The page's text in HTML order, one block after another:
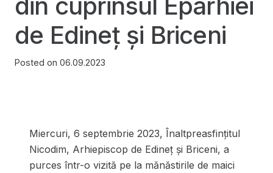
de Edineț și Briceni
Posted on 06.09.2023
Miercuri, 6 septembrie 2023, Înaltpreasfințitul
Nicodim, Arhiepiscop de Edineț și Briceni, a
purces într-o vizită pe la mănăstirile de maici